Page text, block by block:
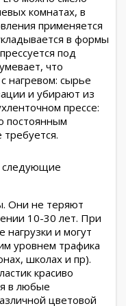
комнатах, в
применяется
в формы
под
что
нагревом: сырье
и убирают из
прессе:
постоянным
следующие
Они не теряют
10-30 лет. При
и могут
уровнем трафика
школах и пр).
красиво
в любые
цветовой